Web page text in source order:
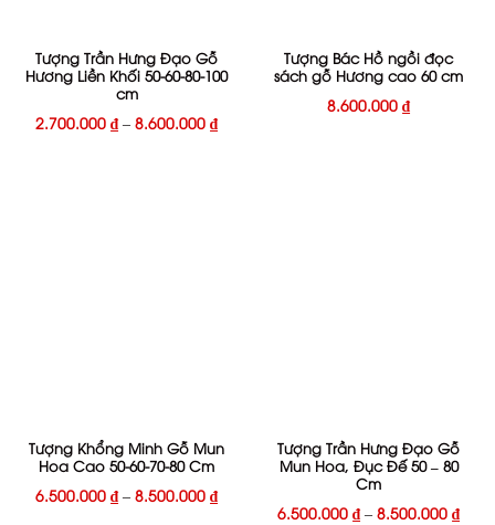
Tượng Trần Hưng Đạo Gỗ
Hương Liền Khối 50-60-80-100
cm
2.700.000 ₫ – 8.600.000 ₫
Tượng Bác Hồ ngồi đọc
sách gỗ Hương cao 60 cm
8.600.000 ₫
Tượng Khổng Minh Gỗ Mun
Hoa Cao 50-60-70-80 Cm
6.500.000 ₫ – 8.500.000 ₫
Tượng Trần Hưng Đạo Gỗ
Mun Hoa, Đục Đế 50 – 80
Cm
6.500.000 ₫ – 8.500.000 ₫